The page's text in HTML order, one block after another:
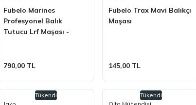
Fubelo Marines
Profesyonel Balık
Tutucu Lrf Maşası -
790,00 TL
Fubelo Trax Mavi Balıkçı
Maşası
145,00 TL
Tükendi
Tükendi